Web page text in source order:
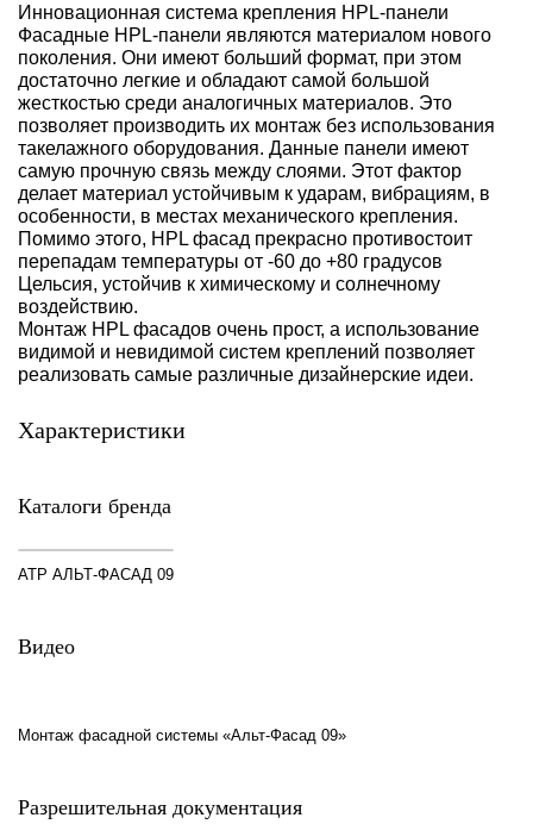
Инновационная система крепления HPL-панели
Фасадные HPL-панели являются материалом нового
поколения. Они имеют больший формат, при этом
достаточно легкие и обладают самой большой
жесткостью среди аналогичных материалов. Это
позволяет производить их монтаж без использования
такелажного оборудования. Данные панели имеют
самую прочную связь между слоями. Этот фактор
делает материал устойчивым к ударам, вибрациям, в
особенности, в местах механического крепления.
Помимо этого, HPL фасад прекрасно противостоит
перепадам температуры от -60 до +80 градусов
Цельсия, устойчив к химическому и солнечному
воздействию.
Монтаж HPL фасадов очень прост, а использование
видимой и невидимой систем креплений позволяет
реализовать самые различные дизайнерские идеи.
Характеристики
Каталоги бренда
АТР АЛЬТ-ФАСАД 09
Видео
Монтаж фасадной системы «Альт-Фасад 09»
Разрешительная документация